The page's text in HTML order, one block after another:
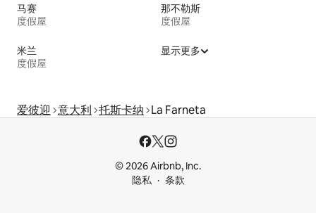
马赛
度假屋
那不勒斯
度假屋
米兰
度假屋
显示更多
爱彼迎 意大利 托斯卡纳 La Farneta
© 2026 Airbnb, Inc.
隐私
条款